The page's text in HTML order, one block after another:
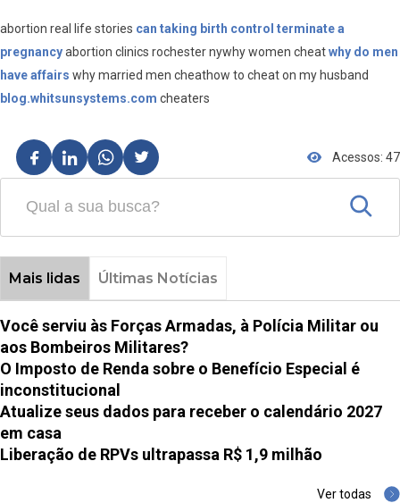
abortion real life stories can taking birth control terminate a
pregnancyabortion clinics rochester nywhy women cheatwhy do men
have affairs why married men cheathow to cheat on my husband
blog.whitsunsystems.com cheaters
Acessos: 47
Mais lidas Últimas Notícias
Você serviu às Forças Armadas, à Polícia Militar ou
aos Bombeiros Militares?
O Imposto de Renda sobre o Benefício Especial é
inconstitucional
Atualize seus dados para receber o calendário 2027
em casa
Liberação de RPVs ultrapassa R$ 1,9 milhão
Ver todas